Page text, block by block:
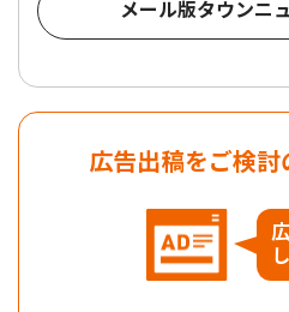
メール版タウンニ
広告出稿をご検